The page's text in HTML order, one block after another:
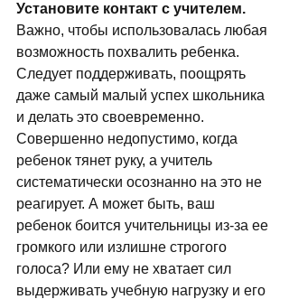
Установите контакт с учителем.
Важно, чтобы использовалась любая
возможность похвалить ребенка.
Следует поддерживать, поощрять
даже самый малый успех школьника
и делать это своевременно.
Совершенно недопустимо, когда
ребенок тянет руку, а учитель
систематически осознанно на это не
реагирует. А может быть, ваш
ребенок боится учительницы из-за ее
громкого или излишне строгого
голоса? Или ему не хватает сил
выдерживать учебную нагрузку и его